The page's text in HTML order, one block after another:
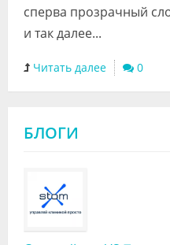
сперва прозрачный
и так далее...
Читать далее 0
БЛОГИ